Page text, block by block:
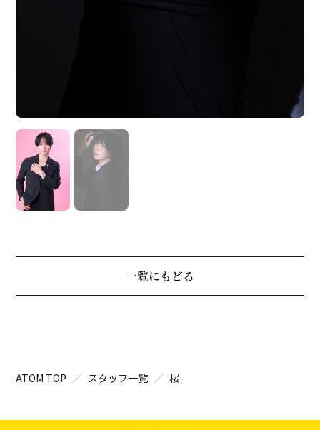
一覧にもどる
ATOM TOP スタッフ一覧 桜